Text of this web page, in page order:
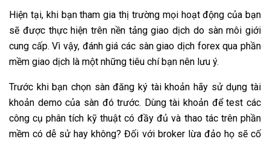
Hiện tại, khi bạn tham gia thị trường mọi hoạt động của bạn
sẽ được thực hiện trên nền tảng giao dịch do sàn môi giới
cung cấp. Vì vậy, đánh giá các sàn giao dịch forex qua phần
mềm giao dịch là một những tiêu chí bạn nên lưu ý.
Trước khi bạn chọn sàn đăng ký tài khoản hãy sử dụng tài
khoản demo của sàn đó trước. Dùng tài khoản để test các
công cụ phân tích kỹ thuật có đầy đủ và thao tác trên phần
mềm có dễ sử hay không? Đối với broker lừa đảo họ sẽ cố